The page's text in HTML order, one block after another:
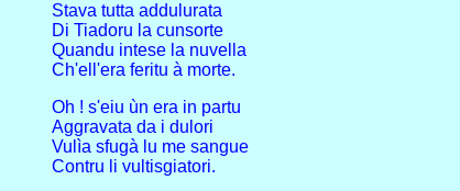
Stava tutta addulurata
Di Tiadoru la cunsorte
Quandu intese la nuvella
Ch'ell'era feritu à morte.
Oh ! s'eiu ùn era in partu
Aggravata da i dulori
Vulìa sfugà lu me sangue
Contru li vultisgiatori.